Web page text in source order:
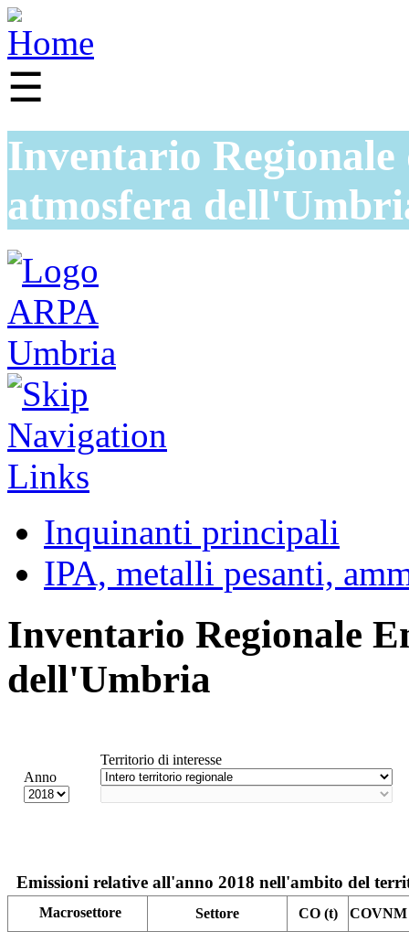
☰
Inventario
atmosfera
Inquinanti principali
IPA, metalli pesanti,
Inventario Regionale
dell'Umbria
Anno
Territorio di interesse
Emissioni relative all'anno 2018 nell'ambito del
Macrosettore Settore CO (t)
COVNM